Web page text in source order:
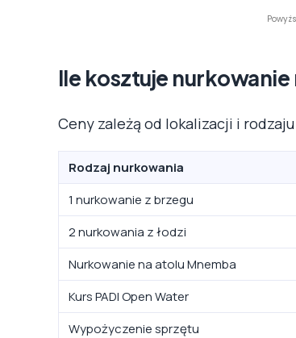
Ile kosztuje nurkowanie
Ceny zależą od lokalizacji i
Rodzaj nurkowania
1 nurkowanie z brzegu
2 nurkowania z łodzi
Nurkowanie na atolu Mnemba
Kurs PADI Open Water
Wypożyczenie sprzętu